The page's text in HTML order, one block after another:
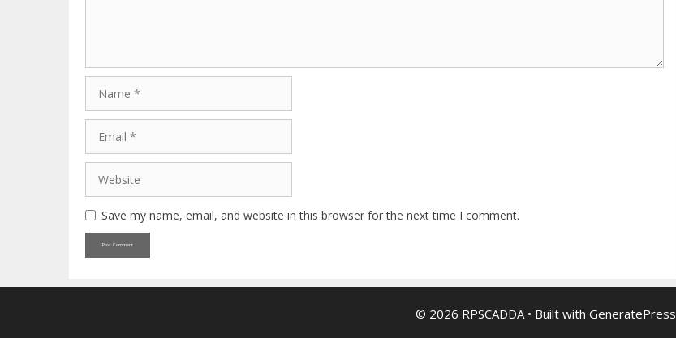
Save my name, email, and website in this browser for the next time I comment.
© 2026 RPSCADDA• Built with GeneratePress